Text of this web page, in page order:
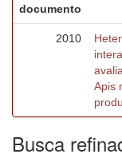
documento
2010
Apis
Busca